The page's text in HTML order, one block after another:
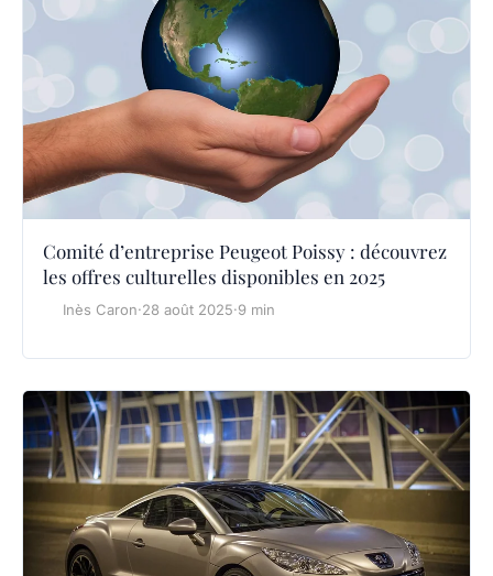
Comité d’entreprise Peugeot Poissy : découvrez
les offres culturelles disponibles en 2025
Inès Caron·28 août 2025·9 min